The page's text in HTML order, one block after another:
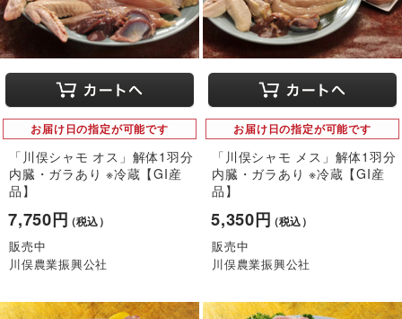
お届け日の指定が可能です
「川俣シャモ オス」解体1羽分
内臓・ガラあり ※冷蔵【GI産
品】
7,750円（税込）
販売中
川俣農業振興公社
お届け日の指定が可能です
「川俣シャモ メス」解体1羽分
内臓・ガラあり ※冷蔵【GI産
品】
5,350円（税込）
販売中
川俣農業振興公社